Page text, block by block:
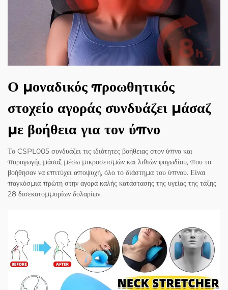
Ο μοναδικός προωθητικός
στοχείο αγοράς συνδυάζει μάσαζ
με βοήθεια για τον ύπνο
Το CSPL005 συνδυάζει τις ιδιότητες βοήθειας στον ύπνο και
παραγωγής μάσαζ μέσω μικροσεισμών και λιθιών φαγωδίου, που το
βοήθησαν να επιτύχει αποψυχή, όλο το διάστημα του ύπνου. Είναι
παγκόσμια πρώτη στην αγορά καλής κατάστασης της υγείας της τάξης
28 δισεκατομμυρίων δολαρίων.